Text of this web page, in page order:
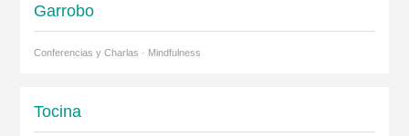
Garrobo
Conferencias y Charlas · Mindfulness
Tocina